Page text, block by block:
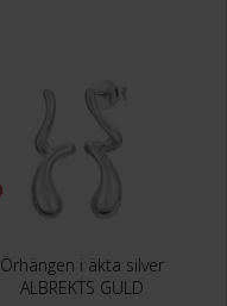
Örhängen i äkta silver
ALBREKTS GULD